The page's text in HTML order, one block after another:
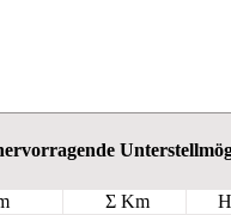
Σ Km